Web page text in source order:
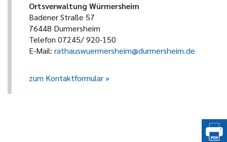
Ortsverwaltung Würmersheim
Badener Straße 57
76448 Durmersheim
Telefon 07245/ 920-150
E-Mail: rathauswuermersheim@durmersheim.de
zum Kontaktformular